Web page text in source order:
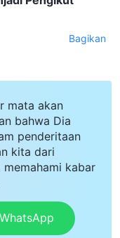
Bagikan
mata akan
bahwa Dia
penderitaan
kita dari
kabar